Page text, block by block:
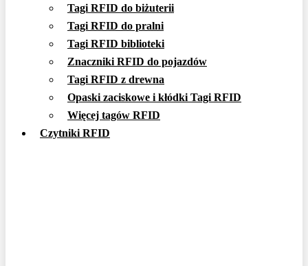
Tagi RFID do biżuterii
Tagi RFID do pralni
Tagi RFID biblioteki
Znaczniki RFID do pojazdów
Tagi RFID z drewna
Opaski zaciskowe i kłódki Tagi RFID
Więcej tagów RFID
Czytniki RFID